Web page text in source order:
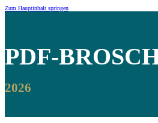
Zum Hauptinhalt springen
PDF-
2026